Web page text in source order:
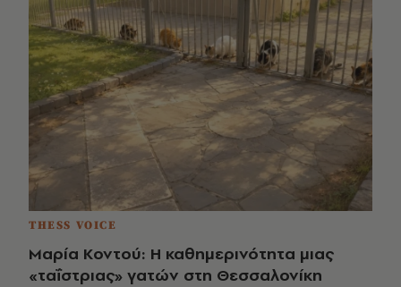
THESS VOICE
Μαρία Κοντού: Η καθημερινότητα μιας
«ταΐστριας» γατών στη Θεσσαλονίκη